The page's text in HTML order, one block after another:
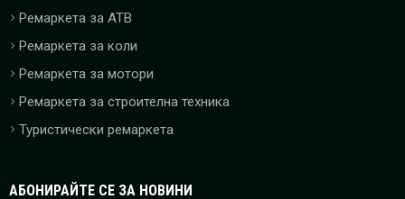
Ремаркета за ATB
Ремаркета за коли
Ремаркета за мотори
Ремаркета за строителна техника
Туристически ремаркета
АБОНИРАЙТЕ СЕ ЗА НОВИНИ